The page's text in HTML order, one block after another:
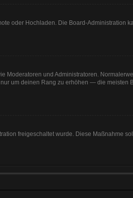
oder Hochladen. Die Board-Administration
Moderatoren und Administratoren.
um deinen Rang zu erhöhen — die meisten
freigeschaltet wurde. Diese Maßnahme